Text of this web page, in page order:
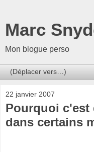
Marc
Mon blogue perso
22 janvier 2007
Pourquoi
dans certains